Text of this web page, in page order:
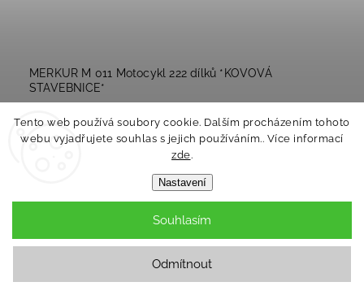
Tento web používá soubory cookie. Dalším procházením tohoto
webu vyjadřujete souhlas s jejich používáním.. Více informací
zde.
Nastavení
Odmítnout
Souhlasím
MERKUR M 011 Motocykl 222 dílků *KOVOVÁ
STAVEBNICE*
694 Kč
–1 %